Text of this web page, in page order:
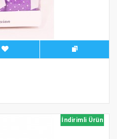
İndirimli Ürün